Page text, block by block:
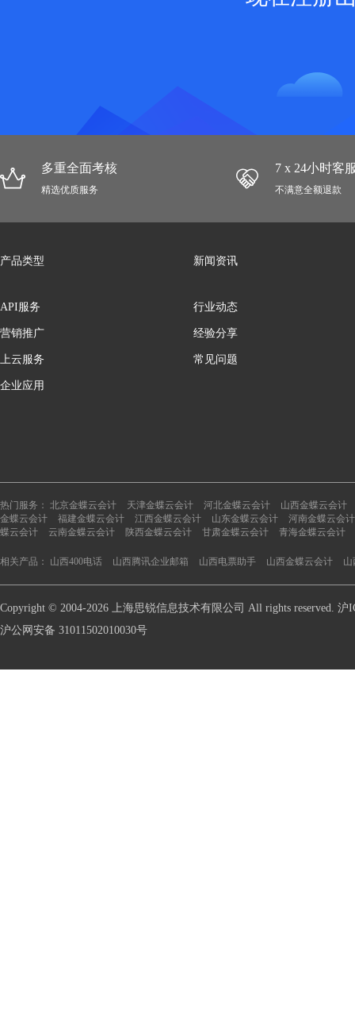
多重全面考核
精选优质服务
7 x 24小时客
不满意全额退款
产品类型
API服务
营销推广
上云服务
企业应用
新闻资讯
行业动态
经验分享
常见问题
热门服务： 北京金蝶云会计 天津金蝶云会计 河北金蝶云会计
山西金蝶云会计
金蝶云会计
福建金蝶云会计 江西金蝶云会计 山东金蝶云会计
河南金蝶云会计
蝶云会计
云南金蝶云会计 陕西金蝶云会计 甘肃金蝶云会计 青海金蝶云会计
相关产品： 山西400电话 山西腾讯企业邮箱 山西电票助手 山西金蝶云会计 山
Copyright © 2004-2026 上海思锐信息技术有限公司 All rights reserved. 沪
沪公网安备 31011502010030号